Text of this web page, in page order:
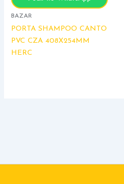
BAZAR
PORTA SHAMPOO CANTO
PVC CZA 408X254MM
HERC